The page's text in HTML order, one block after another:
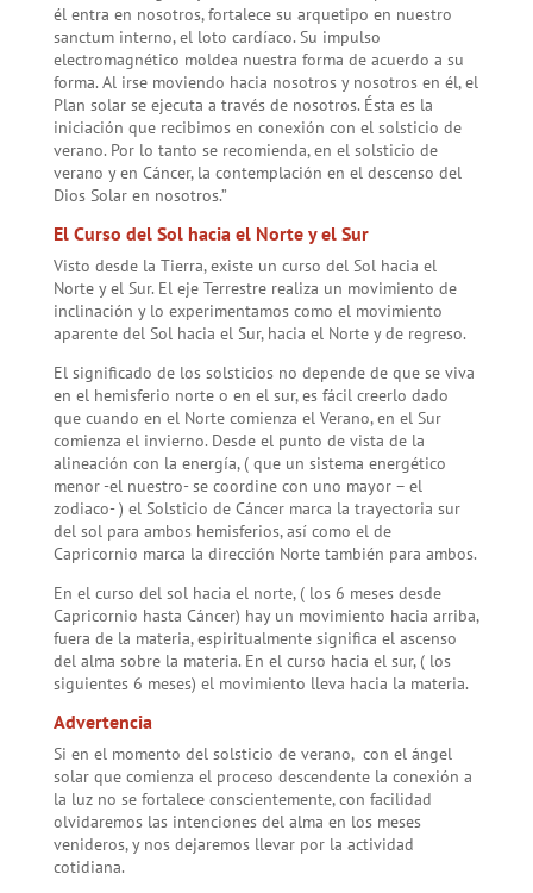
él entra en nosotros, fortalece su arquetipo en nuestro
sanctum interno, el loto cardíaco. Su impulso
electromagnético moldea nuestra forma de acuerdo a su
forma. Al irse moviendo hacia nosotros y nosotros en él, el
Plan solar se ejecuta a través de nosotros. Ésta es la
iniciación que recibimos en conexión con el solsticio de
verano. Por lo tanto se recomienda, en el solsticio de
verano y en Cáncer, la contemplación en el descenso del
Dios Solar en nosotros.”
El Curso del Sol hacia el Norte y el Sur
Visto desde la Tierra, existe un curso del Sol hacia el
Norte y el Sur. El eje Terrestre realiza un movimiento de
inclinación y lo experimentamos como el movimiento
aparente del Sol hacia el Sur, hacia el Norte y de regreso.
El significado de los solsticios no depende de que se viva
en el hemisferio norte o en el sur, es fácil creerlo dado
que cuando en el Norte comienza el Verano, en el Sur
comienza el invierno. Desde el punto de vista de la
alineación con la energía, ( que un sistema energético
menor -el nuestro- se coordine con uno mayor – el
zodiaco- ) el Solsticio de Cáncer marca la trayectoria sur
del sol para ambos hemisferios, así como el de
Capricornio marca la dirección Norte también para ambos.
En el curso del sol hacia el norte, ( los 6 meses desde
Capricornio hasta Cáncer) hay un movimiento hacia arriba,
fuera de la materia, espiritualmente significa el ascenso
del alma sobre la materia. En el curso hacia el sur, ( los
siguientes 6 meses) el movimiento lleva hacia la materia.
Advertencia
Si en el momento del solsticio de verano, con el ángel
solar que comienza el proceso descendente la conexión a
la luz no se fortalece conscientemente, con facilidad
olvidaremos las intenciones del alma en los meses
venideros, y nos dejaremos llevar por la actividad
cotidiana.